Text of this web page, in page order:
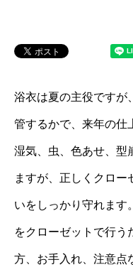
浴衣は夏の主役ですが
管するかで、来年の仕
湿気、虫、色あせ、型
ますが、正しくクロー
いをしっかり守れます
をクローゼットで行う
方、お手入れ、注意点